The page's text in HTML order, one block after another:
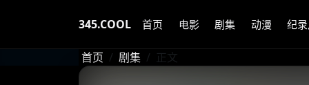
345.COOL 首页 电影 剧集 动漫 纪
首页 剧集 正文